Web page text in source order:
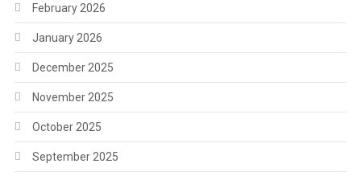
February 2026
January 2026
December 2025
November 2025
October 2025
September 2025